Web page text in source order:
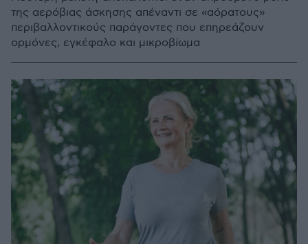
της αερόβιας άσκησης απέναντι σε «αόρατους»
περιβαλλοντικούς παράγοντες που επηρεάζουν
ορμόνες, εγκέφαλο και μικροβίωμα